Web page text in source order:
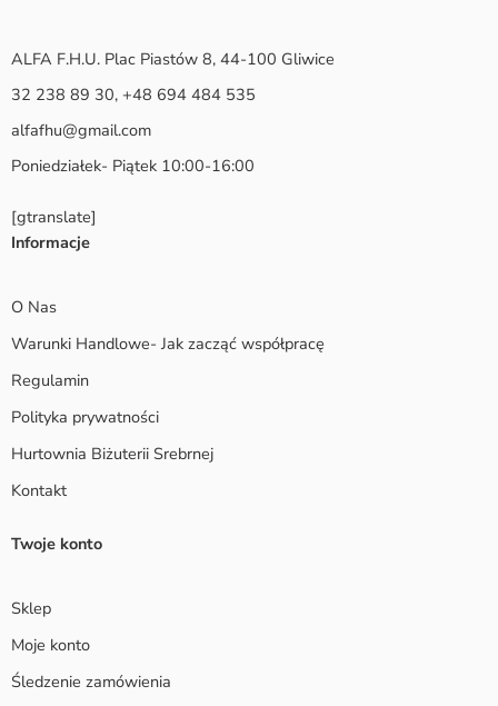
ALFA F.H.U. Plac Piastów 8, 44-100 Gliwice
32 238 89 30, +48 694 484 535
alfafhu@gmail.com
Poniedziałek- Piątek 10:00-16:00
[gtranslate]
Informacje
O Nas
Warunki Handlowe- Jak zacząć współpracę
Regulamin
Polityka prywatności
Hurtownia Biżuterii Srebrnej
Kontakt
Twoje konto
Sklep
Moje konto
Śledzenie zamówienia